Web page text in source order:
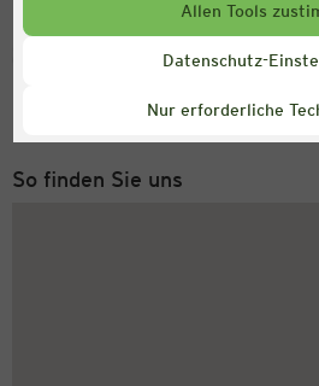
Allen Tools
Datenschutz-
Nur erforderliche
Service Hotline
Montag bis Freitag 8-18 Uhr
So finden Sie uns